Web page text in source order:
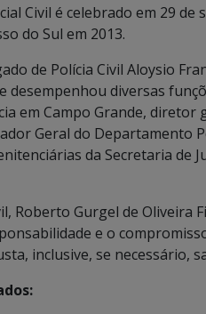
Civil é celebrado em 29
do Sul em 2013.
de Polícia Civil Aloysio
desempenhou diversas
em Campo Grande,
Geral do Departamento
da Secretaria de
Roberto Gurgel de Oliveira
e o
inclusive, se necessário,